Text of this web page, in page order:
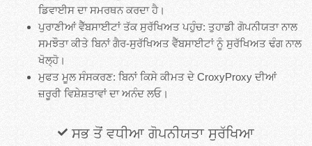
ਡਿਵਾਈਸ ਦਾ ਸਮਰਥਨ ਕਰਦਾ ਹੈ।
ਪੁਰਾਣੀਆਂ ਵੈੱਬਸਾਈਟਾਂ ਤੱਕ ਸੁਰੱਖਿਅਤ ਪਹੁੰਚ: ਤੁਹਾਡੀ ਗੋਪਨੀਯਤਾ ਨਾਲ
ਸਮਝੌਤਾ ਕੀਤੇ ਬਿਨਾਂ ਗੈਰ-ਸੁਰੱਖਿਅਤ ਵੈੱਬਸਾਈਟਾਂ ਨੂੰ ਸੁਰੱਖਿਅਤ ਢੰਗ ਨਾਲ
ਖੋਲ੍ਹੋ।
ਮੁਫਤ ਮੂਲ ਸੰਸਕਰਣ: ਬਿਨਾਂ ਕਿਸੇ ਕੀਮਤ ਦੇ CroxyProxy ਦੀਆਂ
ਜ਼ਰੂਰੀ ਵਿਸ਼ੇਸ਼ਤਾਵਾਂ ਦਾ ਅਨੰਦ ਲਓ।
ਸਭ ਤੋਂ ਵਧੀਆ ਗੋਪਨੀਯਤਾ ਸੁਰੱਖਿਆ